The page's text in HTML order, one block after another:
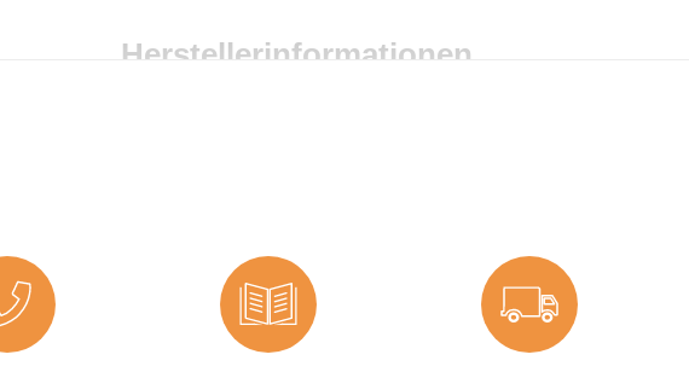
Flügel
Herstellerinformationen
info@graf-dichtungen.de